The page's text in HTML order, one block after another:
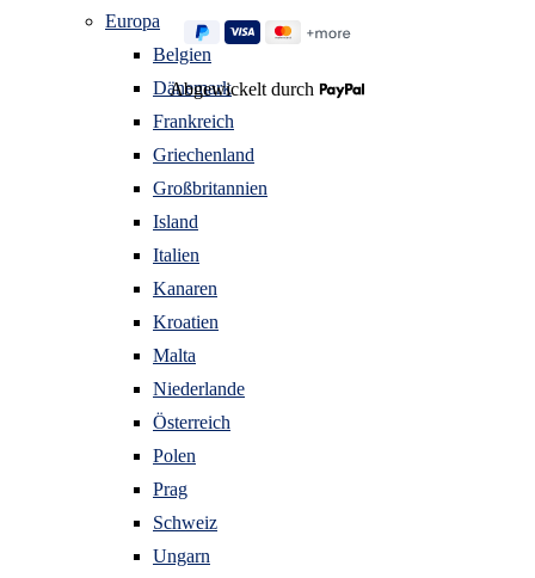
Europa
Belgien
Dänemark
Frankreich
Griechenland
Großbritannien
Island
Italien
Kanaren
Kroatien
Malta
Niederlande
Österreich
Polen
Prag
Schweiz
Ungarn
Abgewickelt durch